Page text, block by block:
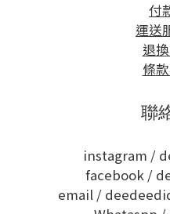
付
運送
退
條
聯
instagram /
facebook /
email /